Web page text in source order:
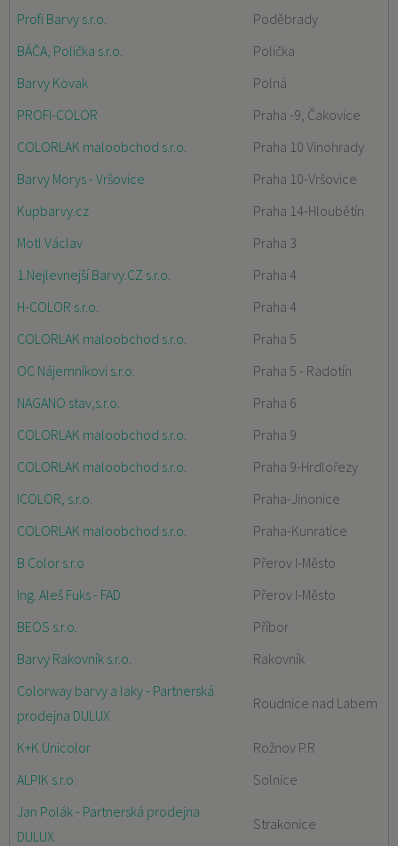
Profi Barvy s.r.o.
Poděbrady
BÁČA, Polička s.r.o.
Polička
Barvy Kövak
Polná
PROFI-COLOR
Praha -9, Čakovice
COLORLAK maloobchod s.r.o.
Praha 10 Vinohrady
Barvy Morys - Vršovice
Praha 10-Vršovice
Kupbarvy.cz
Praha 14-Hloubětín
Motl Václav
Praha 3
1.Nejlevnejší Barvy.CZ s.r.o.
Praha 4
H-COLOR s.r.o.
Praha 4
COLORLAK maloobchod s.r.o.
Praha 5
OC Nájemníkovi s.r.o.
Praha 5 - Radotín
NAGANO stav,s.r.o.
Praha 6
COLORLAK maloobchod s.r.o.
Praha 9
COLORLAK maloobchod s.r.o.
Praha 9-Hrdlořezy
ICOLOR, s.r.o.
Praha-Jinonice
COLORLAK maloobchod s.r.o.
Praha-Kunratice
B Color s.r.o
Přerov I-Město
Ing. Aleš Fuks - FAD
Přerov I-Město
BEOS s.r.o.
Příbor
Barvy Rakovník s.r.o.
Rakovník
Colorway barvy a laky - Partnerská
prodejna DULUX
Roudnice nad Labem
K+K Unicolor
Rožnov P.R
ALPIK s.r.o.
Solnice
Jan Polák - Partnerská prodejna
DULUX
Strakonice